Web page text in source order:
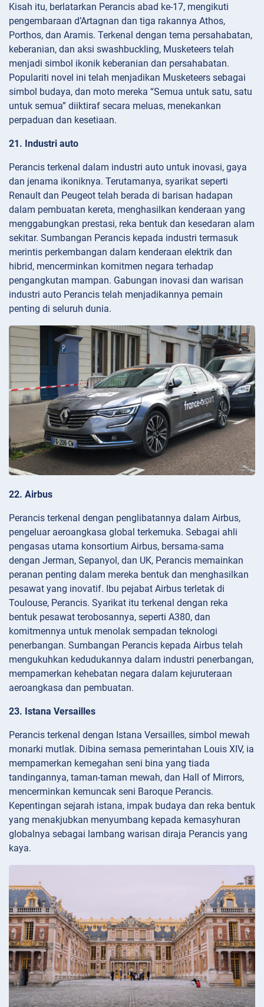
Kisah itu, berlatarkan Perancis abad ke-17, mengikuti
pengembaraan d’Artagnan dan tiga rakannya Athos,
Porthos, dan Aramis. Terkenal dengan tema persahabatan,
keberanian, dan aksi swashbuckling, Musketeers telah
menjadi simbol ikonik keberanian dan persahabatan.
Populariti novel ini telah menjadikan Musketeers sebagai
simbol budaya, dan moto mereka “Semua untuk satu, satu
untuk semua” diiktiraf secara meluas, menekankan
perpaduan dan kesetiaan.
21. Industri auto
Perancis terkenal dalam industri auto untuk inovasi, gaya
dan jenama ikoniknya. Terutamanya, syarikat seperti
Renault dan Peugeot telah berada di barisan hadapan
dalam pembuatan kereta, menghasilkan kenderaan yang
menggabungkan prestasi, reka bentuk dan kesedaran alam
sekitar. Sumbangan Perancis kepada industri termasuk
merintis perkembangan dalam kenderaan elektrik dan
hibrid, mencerminkan komitmen negara terhadap
pengangkutan mampan. Gabungan inovasi dan warisan
industri auto Perancis telah menjadikannya pemain
penting di seluruh dunia.
22. Airbus
Perancis terkenal dengan penglibatannya dalam Airbus,
pengeluar aeroangkasa global terkemuka. Sebagai ahli
pengasas utama konsortium Airbus, bersama-sama
dengan Jerman, Sepanyol, dan UK, Perancis memainkan
peranan penting dalam mereka bentuk dan menghasilkan
pesawat yang inovatif. Ibu pejabat Airbus terletak di
Toulouse, Perancis. Syarikat itu terkenal dengan reka
bentuk pesawat terobosannya, seperti A380, dan
komitmennya untuk menolak sempadan teknologi
penerbangan. Sumbangan Perancis kepada Airbus telah
mengukuhkan kedudukannya dalam industri penerbangan,
mempamerkan kehebatan negara dalam kejuruteraan
aeroangkasa dan pembuatan.
23. Istana Versailles
Perancis terkenal dengan Istana Versailles, simbol mewah
monarki mutlak. Dibina semasa pemerintahan Louis XIV, ia
mempamerkan kemegahan seni bina yang tiada
tandingannya, taman-taman mewah, dan Hall of Mirrors,
mencerminkan kemuncak seni Baroque Perancis.
Kepentingan sejarah istana, impak budaya dan reka bentuk
yang menakjubkan menyumbang kepada kemasyhuran
globalnya sebagai lambang warisan diraja Perancis yang
kaya.